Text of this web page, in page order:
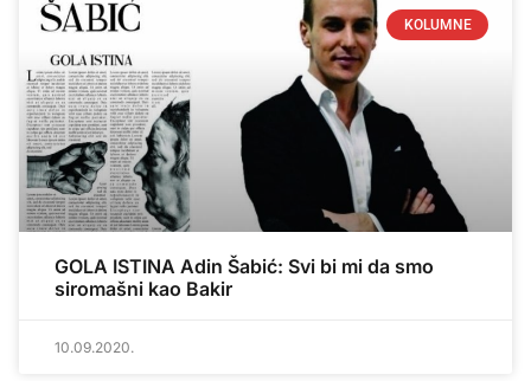
KOLUMNE
GOLA ISTINA Adin Šabić: Svi bi mi da smo
siromašni kao Bakir
10.09.2020.